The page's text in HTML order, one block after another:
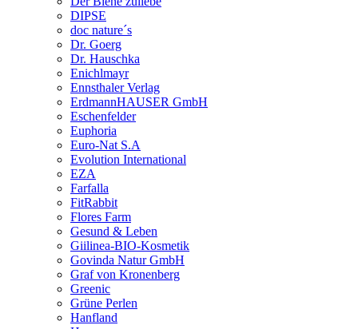
DIPSE
doc nature´s
Dr. Goerg
Dr. Hauschka
Enichlmayr
Ennsthaler Verlag
ErdmannHAUSER GmbH
Eschenfelder
Euphoria
Euro-Nat S.A
Evolution International
EZA
Farfalla
FitRabbit
Flores Farm
Gesund & Leben
Giilinea-BIO-Kosmetik
Govinda Natur GmbH
Graf von Kronenberg
Greenic
Grüne Perlen
Hanfland